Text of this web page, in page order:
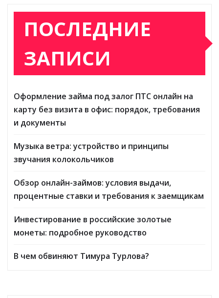
ПОСЛЕДНИЕ
ЗАПИСИ
Оформление займа под залог ПТС онлайн на
карту без визита в офис: порядок, требования
и документы
Музыка ветра: устройство и принципы
звучания колокольчиков
Обзор онлайн-займов: условия выдачи,
процентные ставки и требования к заемщикам
Инвестирование в российские золотые
монеты: подробное руководство
В чем обвиняют Тимура Турлова?